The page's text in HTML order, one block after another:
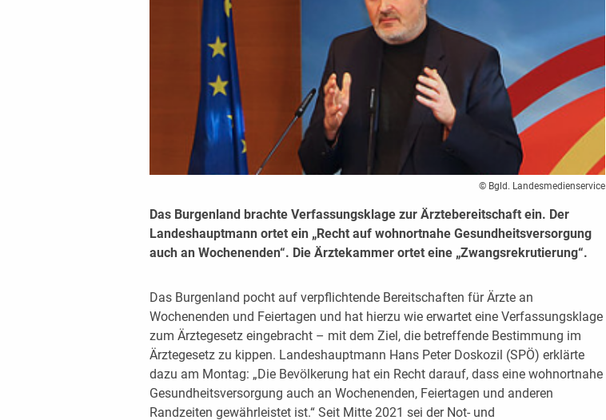
© Bgld. Landesmedienservice
Das Burgenland brachte Verfassungsklage zur Ärztebereitschaft ein. Der
Landeshauptmann ortet ein „Recht auf wohnortnahe Gesundheitsversorgung
auch an Wochenenden“. Die Ärztekammer ortet eine „Zwangsrekrutierung“.
Das Burgenland pocht auf verpflichtende Bereitschaften für Ärzte an
Wochenenden und Feiertagen und hat hierzu wie erwartet eine Verfassungsklage
zum Ärztegesetz eingebracht – mit dem Ziel, die betreffende Bestimmung im
Ärztegesetz zu kippen. Landeshauptmann Hans Peter Doskozil (SPÖ) erklärte
dazu am Montag: „Die Bevölkerung hat ein Recht darauf, dass eine wohnortnahe
Gesundheitsversorgung auch an Wochenenden, Feiertagen und anderen
Randzeiten gewährleistet ist.“ Seit Mitte 2021 sei der Not- und